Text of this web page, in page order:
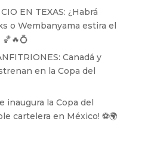
EN TEXAS: ¿Habrá
o Wembanyama estira el
Canadá y
en la Copa del
inaugura la Copa del
cartelera en México! ⚽️🌍